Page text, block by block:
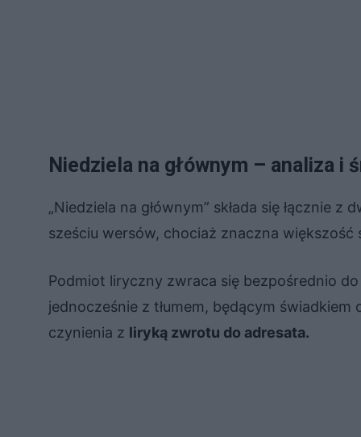
Niedziela na głównym – analiza i
„Niedziela na głównym” składa się łącznie
sześciu wersów, chociaż znaczna większość
Podmiot liryczny zwraca się bezpośrednio
jednocześnie z tłumem, będącym
czynienia z liryką zwrotu do adresata.